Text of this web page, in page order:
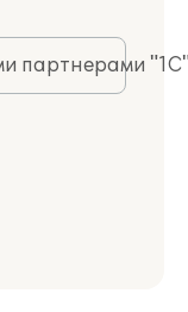
партнерами